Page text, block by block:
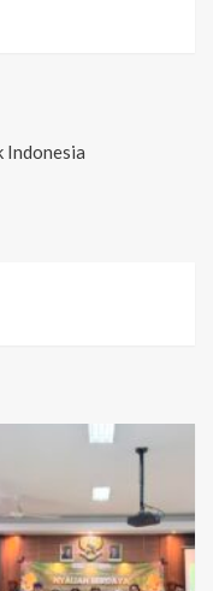
Indonesia